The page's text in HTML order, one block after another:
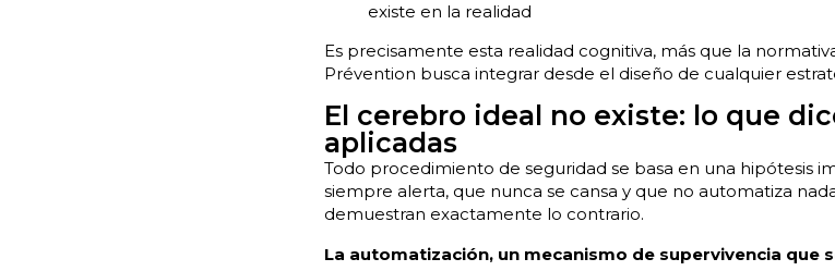
existe en la realidad
Es precisamente esta realidad cognitiva, más que la
Prévention busca integrar desde el diseño de cualquier
El cerebro ideal no existe: lo que
aplicadas
Todo procedimiento de seguridad se basa en una hipótesis
siempre alerta, que nunca se cansa y que no automatiza
demuestran exactamente lo contrario.
La automatización, un mecanismo de supervivencia que